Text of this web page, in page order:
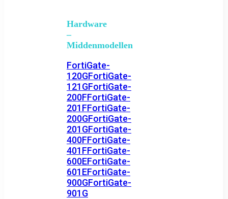
Hardware
–
Middenmodellen
FortiGate-
120GFortiGate-
121GFortiGate-
200FFortiGate-
201FFortiGate-
200GFortiGate-
201GFortiGate-
400FFortiGate-
401FFortiGate-
600EFortiGate-
601EFortiGate-
900GFortiGate-
901G